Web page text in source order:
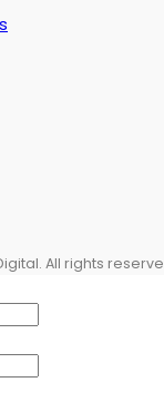
All rights